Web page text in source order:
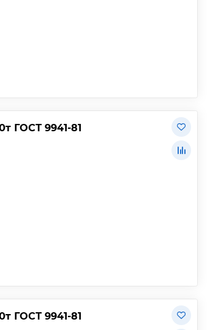
ГОСТ 9941-81
ГОСТ 9941-81